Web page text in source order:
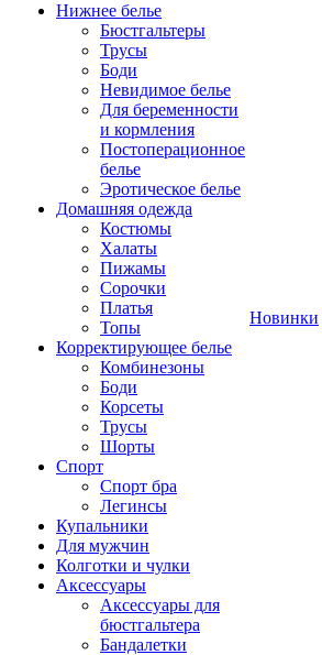
Нижнее белье
Бюстгальтеры
Трусы
Боди
Невидимое белье
Для беременности
и кормления
Постоперационное
белье
Эротическое белье
Домашняя одежда
Костюмы
Халаты
Пижамы
Сорочки
Платья
Топы
Корректирующее белье
Комбинезоны
Боди
Корсеты
Трусы
Шорты
Спорт
Спорт бра
Легинсы
Купальники
Для мужчин
Колготки и чулки
Аксессуары
Аксессуары для
бюстгальтера
Бандалетки
Новинки